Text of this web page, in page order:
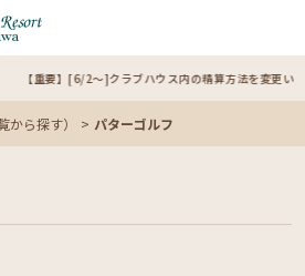
ハウス内の精算方法を変更いたします（ご宿泊のお客様
から探す） パターゴルフ